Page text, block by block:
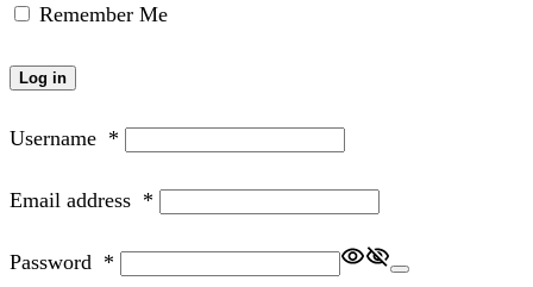
Remember Me
Log in
Username *
Email address *
Password *